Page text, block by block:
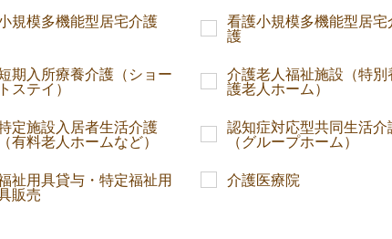
規模多機能型居宅介護
看護小規模多機能型居宅
護
期入所療養介護（ショー
トステイ）
介護老人福祉施設（特別
護老人ホーム）
定施設入居者生活介護
（有料老人ホームなど）
認知症対応型共同生活介
（グループホーム）
祉用具貸与・特定福祉用
販売
介護医療院